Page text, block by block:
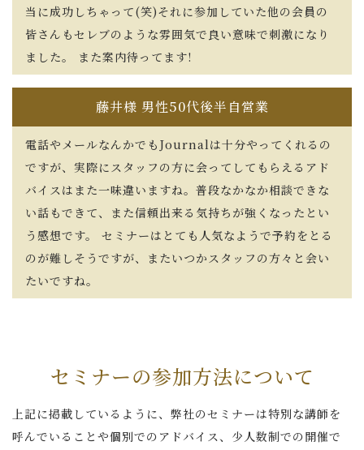
当に成功しちゃって(笑)それに参加していた他の会員の
皆さんもセレブのような雰囲気で良い意味で刺激になり
ました。 また案内待ってます!
藤井様 男性50代後半自営業
電話やメールなんかでもJournalは十分やってくれるの
ですが、実際にスタッフの方に会ってしてもらえるアド
バイスはまた一味違いますね。普段なかなか相談できな
い話もできて、また信頼出来る気持ちが強くなったとい
う感想です。 セミナーはとても人気なようで予約をとる
のが難しそうですが、またいつかスタッフの方々と会い
たいですね。
セミナーの参加方法について
上記に掲載しているように、弊社のセミナーは特別な講師を
呼んでいることや個別でのアドバイス、少人数制での開催で